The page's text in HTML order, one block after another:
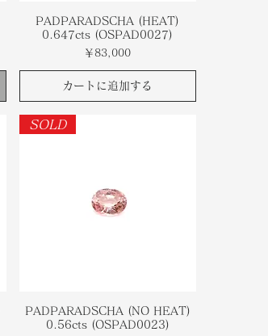
PADPARADSCHA (HEAT)
0.647cts (OSPAD0027)
価格
￥83,000
カートに追加する
SOLD
PADPARADSCHA (NO HEAT)
0.56cts (OSPAD0023)